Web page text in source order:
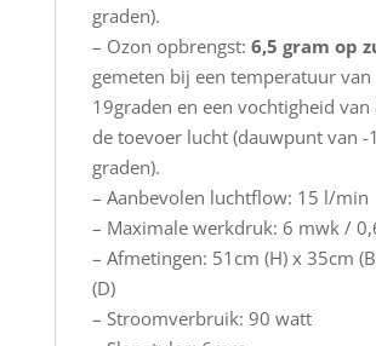
graden).
– Ozon opbrengst: 6,5 gram op
gemeten bij een temperatuur van
19graden en een vochtigheid van
de toevoer lucht (dauwpunt van -
graden).
– Aanbevolen luchtflow: 15 l/min
– Maximale werkdruk: 6 mwk /
– Afmetingen: 51cm (H) x 35cm
(D)
– Stroomverbruik: 90 watt